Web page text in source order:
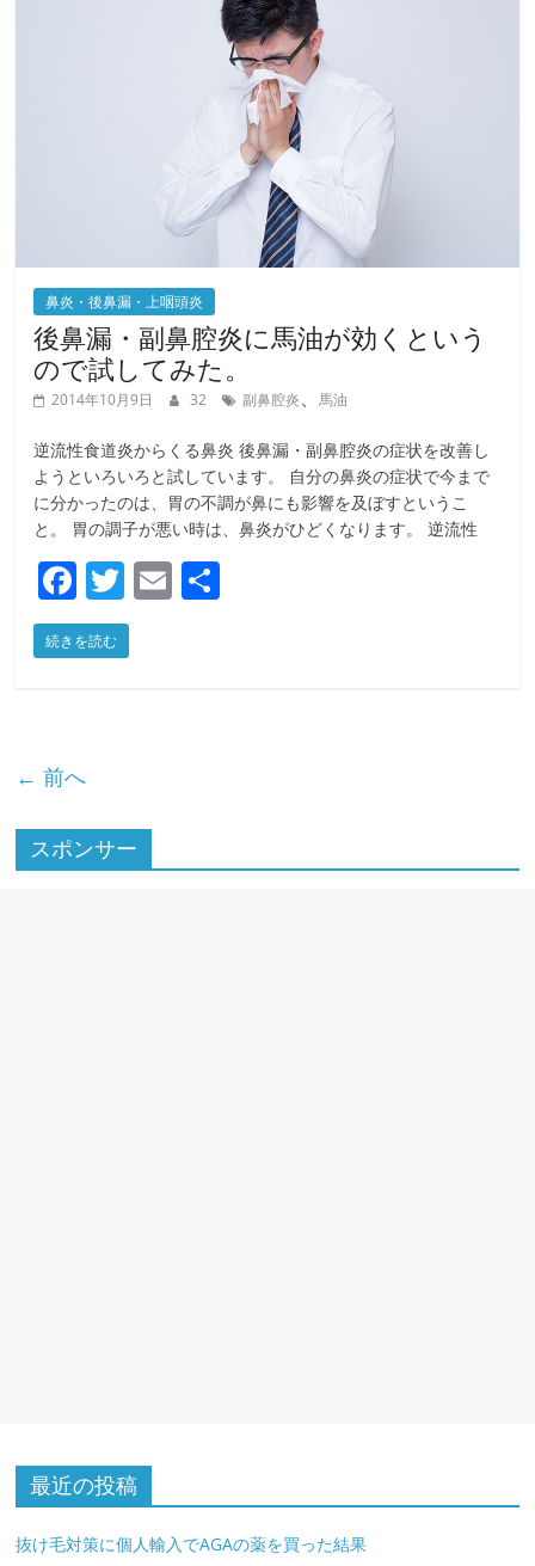
鼻炎・後鼻漏・上咽頭炎
後鼻漏・副鼻腔炎に馬油が効くという
ので試してみた。
2014年10月9日 32 副鼻腔炎、馬油
逆流性食道炎からくる鼻炎 後鼻漏・副鼻腔炎の症状を改善し
ようといろいろと試しています。 自分の鼻炎の症状で今まで
に分かったのは、胃の不調が鼻にも影響を及ぼすというこ
と。 胃の調子が悪い時は、鼻炎がひどくなります。 逆流性
F
a
c
o
k
T
w
itt
E
続きを読む
← 前へ
スポンサー
最近の投稿
抜け毛対策に個人輸入でAGAの薬を買った結果